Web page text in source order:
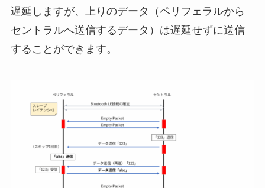
遅延しますが、上りのデータ（ペリフェラルから
セントラルへ送信するデータ）は遅延せずに送信
することができます。